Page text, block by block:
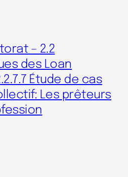
– 2.2
des Loan
Étude de cas
Les prêteurs